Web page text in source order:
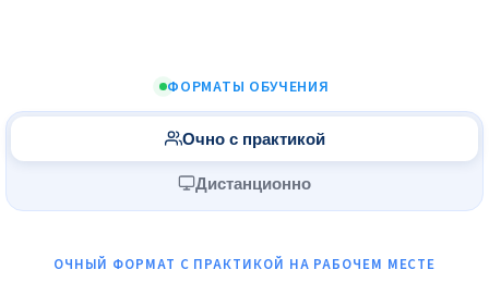
ФОРМАТЫ ОБУЧЕНИЯ
Очно с практикой
Дистанционно
ОЧНЫЙ ФОРМАТ С ПРАКТИКОЙ НА РАБОЧЕМ МЕСТЕ